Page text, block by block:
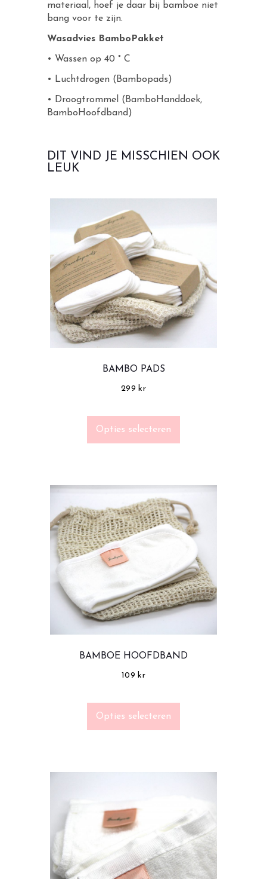
materiaal, hoef je daar bij bamboe niet
bang voor te zijn.
Wasadvies BamboPakket
• Wassen op 40 ° C
• Luchtdrogen (Bambopads)
• Droogtrommel (BamboHanddoek,
BamboHoofdband)
DIT VIND JE MISSCHIEN OOK
LEUK
BAMBO PADS
299kr
Opties selecteren
BAMBOE HOOFDBAND
109kr
Opties selecteren